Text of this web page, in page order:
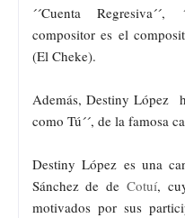
´´Cuenta
compositor es el
(El Cheke).
Además,Destiny López
como Tú´´, de la famosa
Destiny López es una
Sánchez de de Cotuí,
motivados por sus